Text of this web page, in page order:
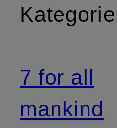
7 for all
mankind